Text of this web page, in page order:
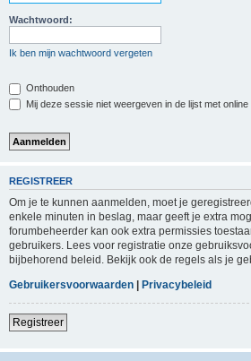
Wachtwoord:
Ik ben mijn wachtwoord vergeten
Onthouden
Mij deze sessie niet weergeven in de lijst met
REGISTREER
Om je te kunnen aanmelden, moet je
enkele minuten in beslag, maar geeft je extra
forumbeheerder kan ook extra permissies
gebruikers. Lees voor registratie onze
bijbehorend beleid. Bekijk ook de regels als je
Gebruikersvoorwaarden | Privacybeleid
Registreer